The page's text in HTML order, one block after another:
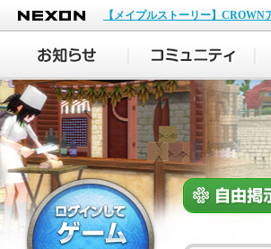
NEXON
【メイプルストーリー】CROWN